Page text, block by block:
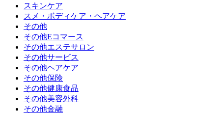
スキンケア
スメ・ボディケア・ヘアケア
その他
その他Eコマース
その他エステサロン
その他サービス
その他ヘアケア
その他保険
その他健康食品
その他美容外科
その他金融